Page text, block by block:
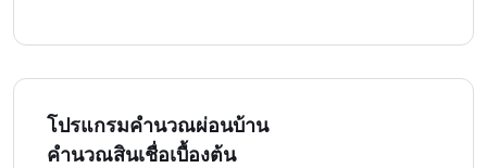
โปรแกรมคำนวณผ่อนบ้าน
คำนวณสินเชื่อเบื้องต้น